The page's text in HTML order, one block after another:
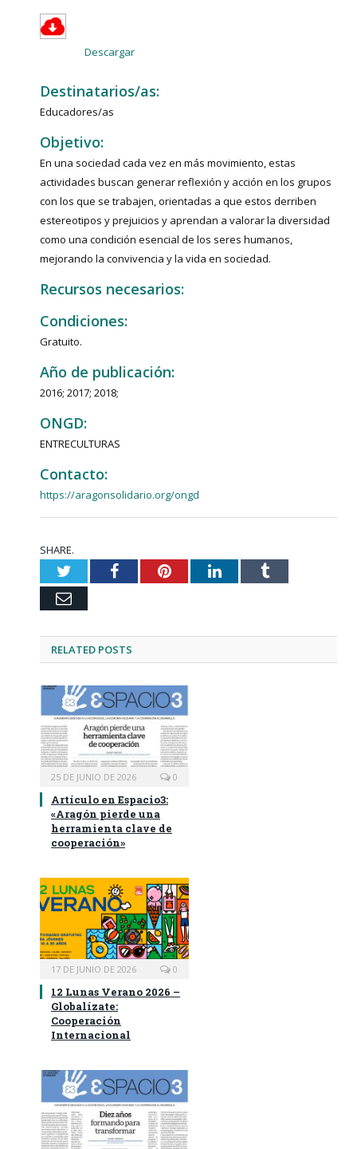
Descargar
Destinatarios/as:
Educadores/as
Objetivo:
En una sociedad cada vez en más movimiento, estas
actividades buscan generar reflexión y acción en los grupos
con los que se trabajen, orientadas a que estos derriben
estereotipos y prejuicios y aprendan a valorar la diversidad
como una condición esencial de los seres humanos,
mejorando la convivencia y la vida en sociedad.
Recursos necesarios:
Condiciones:
Gratuito.
Año de publicación:
2016; 2017; 2018;
ONGD:
ENTRECULTURAS
Contacto:
https://aragonsolidario.org/ongd
SHARE.
TwitterFacebookPinterestLinkedInTumblr
Email
RELATED POSTS
25 DE JUNIO DE 2026 0
Artículo en Espacio3:
«Aragón pierde una
herramienta clave de
cooperación»
17 DE JUNIO DE 2026 0
12 Lunas Verano 2026 –
Globalízate:
Cooperación
Internacional